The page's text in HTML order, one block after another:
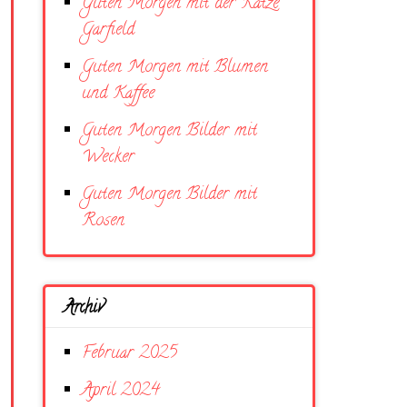
Garfield
Guten Morgen mit Blumen
und Kaffee
Guten Morgen Bilder mit
Wecker
Guten Morgen Bilder mit
Rosen
Archiv
Februar 2025
April 2024